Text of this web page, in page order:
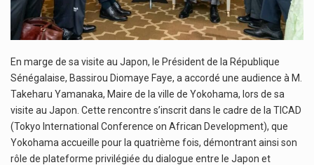
En marge de sa visite au Japon, le Président de la République
Sénégalaise, Bassirou Diomaye Faye, a accordé une audience à M.
Takeharu Yamanaka, Maire de la ville de Yokohama, lors de sa
visite au Japon. Cette rencontre s’inscrit dans le cadre de la TICAD
(Tokyo International Conference on African Development), que
Yokohama accueille pour la quatrième fois, démontrant ainsi son
rôle de plateforme privilégiée du dialogue entre le Japon et